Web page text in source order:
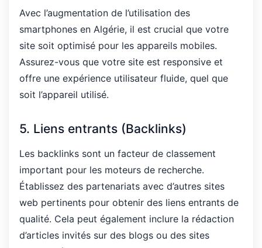
Avec l’augmentation de l’utilisation des
smartphones en Algérie, il est crucial que votre
site soit optimisé pour les appareils mobiles.
Assurez-vous que votre site est responsive et
offre une expérience utilisateur fluide, quel que
soit l’appareil utilisé.
5. Liens entrants (Backlinks)
Les backlinks sont un facteur de classement
important pour les moteurs de recherche.
Établissez des partenariats avec d’autres sites
web pertinents pour obtenir des liens entrants de
qualité. Cela peut également inclure la rédaction
d’articles invités sur des blogs ou des sites